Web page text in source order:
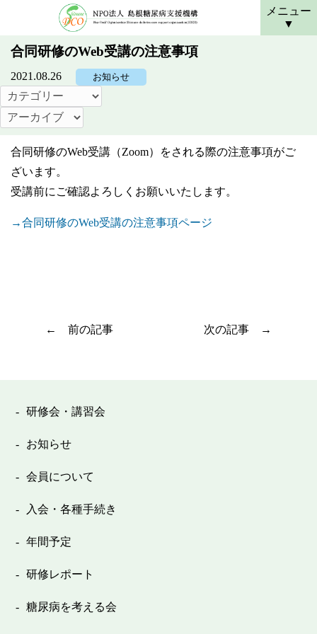
メニュー
合同研修のWeb受講の注意事項
2021.08.26 お知らせ
合同研修のWeb受講（Zoom）をされる際の注意事項がご
ざいます。
受講前にご確認よろしくお願いいたします。
→合同研修のWeb受講の注意事項ページ
前の記事 次の記事
研修会・講習会
お知らせ
会員について
入会・各種手続き
年間予定
研修レポート
糖尿病を考える会